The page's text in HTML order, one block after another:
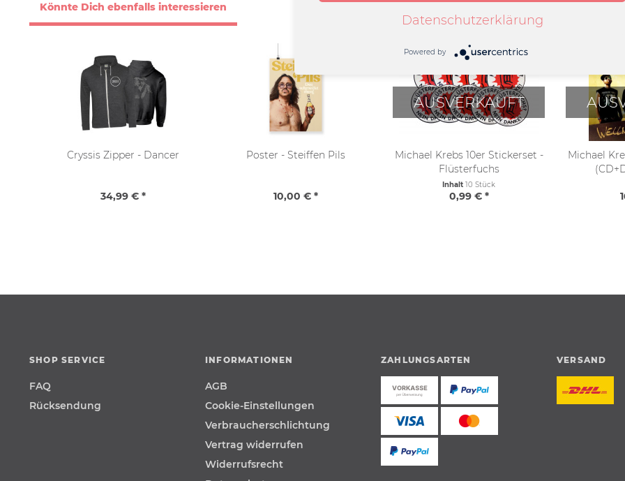
Könnte Dich ebenfalls interessieren
Cryssis Zipper - Dancer
34,99 € *
Poster - Steiffen Pils
10,00 € *
AUSVERKAUFT
Michael Krebs 10er Stickerset -
Flüsterfuchs
Inhalt 10 Stück
0,99 € *
Michael
SHOP SERVICE
FAQ
Rücksendung
INFORMATIONEN
AGB
Cookie-Einstellungen
Verbraucherschlichtung
Vertrag widerrufen
Widerrufsrecht
ZAHLUNGSARTEN VERSAND
Datenschutzerklärung
Powered by